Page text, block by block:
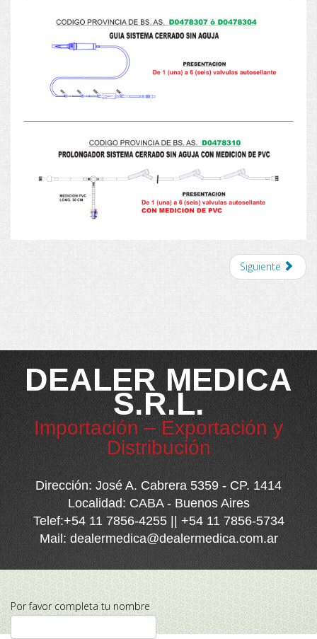
Siguiente
DEALER MEDICA
S.R.L.
Importación – Exportación y
Distribución
Dirección: José A. Cabrera 5359 - CP. 1414
Localidad: CABA - Buenos Aires
Telef:+54 11 7856-4255 || +54 11 7856-5734
Mail:dealermedica@dealermedica.com.ar
Por favor completa tu nombre